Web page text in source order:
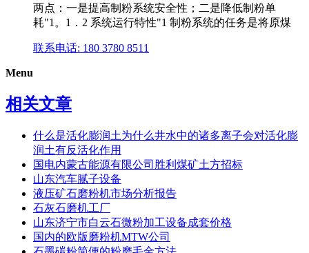
两点：一是提高制粉系统安全性；二是降低制粉单
耗"1。1．2 系统运行特性"1 制粉系统的任务是将原煤
联系电话: 180 3780 8511
Menu
相关文章
什么是活化膨润土为什么井水中的诸多离子会对活化膨
润土有反活化作用
国电内蒙古能源有限公司胜利煤矿土方招标
山东汽车腻子设备
液压矿石磨粉机市场分析报告
石灰石磨机工厂
山东济宁市白云石微粉加工设备成套价格
国内的欧版磨粉机MTW公司